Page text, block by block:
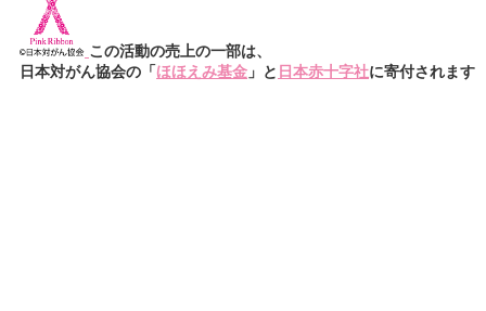
この活動の売上の一部は、
日本対がん協会の「ほほえみ基金 」と 日本赤十字社に寄付されます